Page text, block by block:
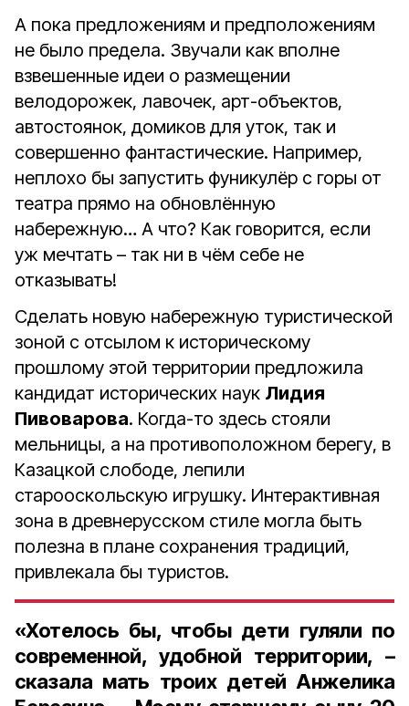
А пока предложениям и предположениям
не было предела. Звучали как вполне
взвешенные идеи о размещении
велодорожек, лавочек, арт-объектов,
автостоянок, домиков для уток, так и
совершенно фантастические. Например,
неплохо бы запустить фуникулёр с горы от
театра прямо на обновлённую
набережную… А что? Как говорится, если
уж мечтать – так ни в чём себе не
отказывать!
Сделать новую набережную туристической
зоной с отсылом к историческому
прошлому этой территории предложила
кандидат исторических наук Лидия
Пивоварова. Когда-то здесь стояли
мельницы, а на противоположном берегу, в
Казацкой слободе, лепили
старооскольскую игрушку. Интерактивная
зона в древнерусском стиле могла быть
полезна в плане сохранения традиций,
привлекала бы туристов.
«Хотелось бы, чтобы дети гуляли по
современной, удобной территории, –
сказала мать троих детей Анжелика